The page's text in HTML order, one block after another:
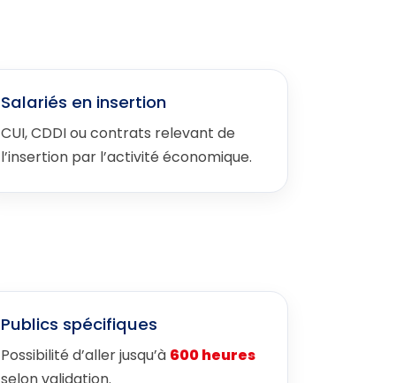
Salariés en insertion
CUI, CDDI ou contrats relevant de
l’insertion par l’activité économique.
Publics spécifiques
Possibilité d’aller jusqu’à 600 heures
selon validation.